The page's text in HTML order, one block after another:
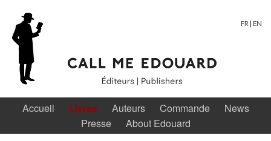
FR | EN
Accueil Livres Auteurs Commande
News
Presse
About Edouard